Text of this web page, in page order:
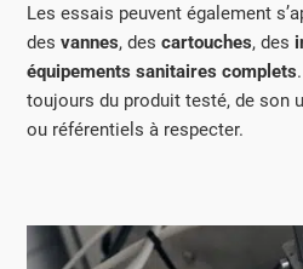
Les essais peuvent également
desvannes, descartouches, des
équipements sanitaires complets
toujours du produit testé, de son
ou référentiels à respecter.